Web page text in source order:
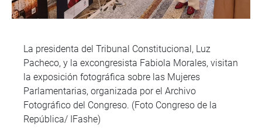
La presidenta del Tribunal Constitucional, Luz
Pacheco, y la excongresista Fabiola Morales, visitan
la exposición fotográfica sobre las Mujeres
Parlamentarias, organizada por el Archivo
Fotográfico del Congreso. (Foto Congreso de la
República/ IFashe)